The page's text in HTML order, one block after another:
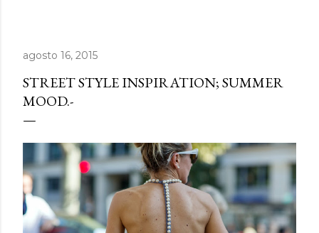
agosto 16, 2015
STREET STYLE INSPIRATION; SUMMER
MOOD.-